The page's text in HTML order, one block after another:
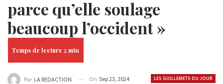
parce qu’elle soulage
beaucoup l’occident »
LES GUILLEMETS DU JOUR
Par LA REDACTION On Sep 23, 2024